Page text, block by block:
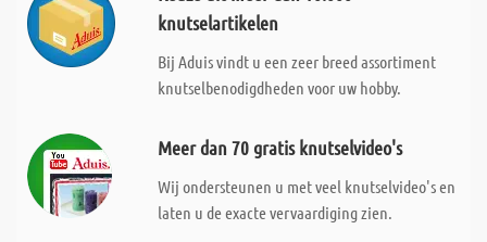
knutselartikelen
Bij Aduis vindt u een zeer breed assortiment
knutselbenodigdheden voor uw hobby.
Meer dan 70 gratis knutselvideo's
Wij ondersteunen u met veel knutselvideo's en
laten u de exacte vervaardiging zien.